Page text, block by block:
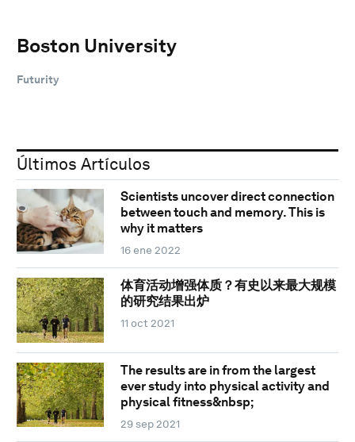
Boston University
Futurity
Últimos Artículos
Scientists uncover direct connection
between touch and memory. This is
why it matters
16 ene 2022
体育活动增强体质？有史以来最大规模
的研究结果出炉
11 oct 2021
The results are in from the largest
ever study into physical activity and
physical fitness&nbsp;
29 sep 2021